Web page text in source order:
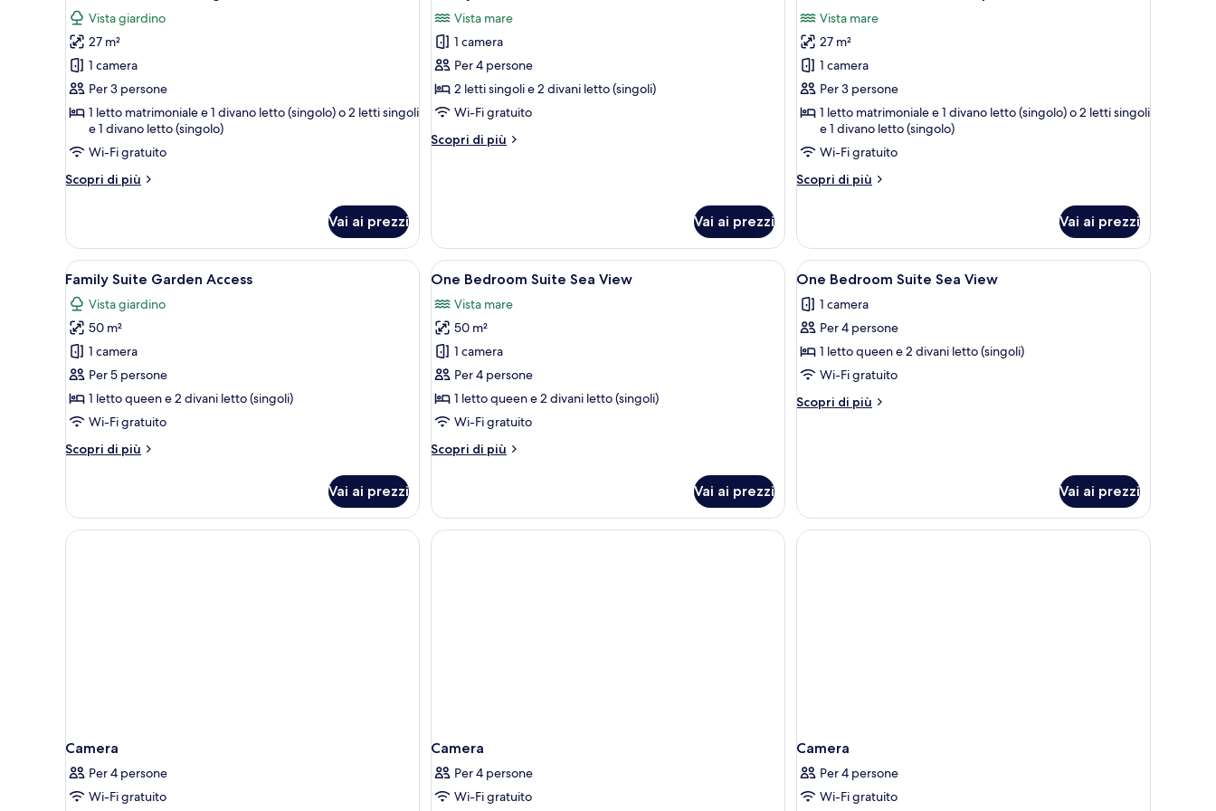
le
foto
per
Camera
Deluxe,
vista
giardino
Vista giardino
27 m²
1 camera
Per 3 persone
1 letto matrimoniale e 1 divano letto (singolo) o 2 letti singoli
e 1 divano letto (singolo)
Wi-Fi gratuito
Scopri di più
Altri
Deluxe,
vista
giardino
Vai ai prezzi
le
foto
per
Family
Suite
View
Vista mare
1 camera
Per 4 persone
2 letti singoli e 2 divani letto (singoli)
Wi-Fi gratuito
Scopri di più
Altri
View
Vai ai prezzi
le
foto
per
Camera
Deluxe,
vista
mare
parziale
Vista mare
27 m²
1 camera
Per 3 persone
1 letto matrimoniale e 1 divano letto (singolo) o 2 letti singoli
e 1 divano letto (singolo)
Wi-Fi gratuito
Scopri di più
Altri
Deluxe,
vista
mare
Vai ai prezzi
Apri
tutte
le
foto
per
Family
Suite
Garden
Una cassaforte in camera, una scrivania, tende oscuranti
9
Family Suite Garden Access
Vista giardino
50 m²
1 camera
Per 5 persone
1 letto queen e 2 divani letto (singoli)
Wi-Fi gratuito
Scopri di più
Altri
Suite
Garden
Access
Vai ai prezzi
Apri
tutte
le
foto
per
One
Bedroom
Suite
View
Una cassaforte in camera, una scrivania, tende oscuranti
1
One Bedroom Suite Sea View
Vista mare
50 m²
1 camera
Per 4 persone
1 letto queen e 2 divani letto (singoli)
Wi-Fi gratuito
Scopri di più
Altri
Bedroom
Suite
Sea
Vai ai prezzi
Apri
tutte
le
foto
per
One
Bedroom
Suite
Una cassaforte in camera, una scrivania,
1
One Bedroom Suite Sea View
1 camera
Per 4 persone
1 letto queen e 2 divani letto (singoli)
Wi-Fi gratuito
Scopri di più
Altri
View
Vai ai prezzi
Camera
Per 4 persone
Wi-Fi gratuito
Camera
Per 4 persone
Wi-Fi gratuito
Camera
Per 4 persone
Wi-Fi gratuito